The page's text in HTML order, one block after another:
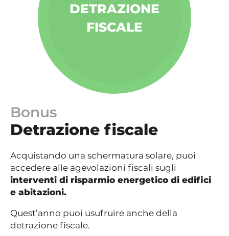
DETRAZIONE
FISCALE
Bonus
Detrazione fiscale
Acquistando una schermatura solare, puoi
accedere alle agevolazioni fiscali sugli
interventi di risparmio energetico di edifici
e abitazioni.
Quest’anno puoi usufruire anche della
detrazione fiscale.